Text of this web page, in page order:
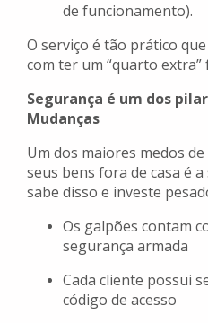
de funcionamento).
O serviço é tão prático
com ter um “quarto extra”
Segurança é um dos
Mudanças
Um dos maiores medos
seus bens fora de casa é
sabe disso e investe
Os galpões contam
segurança armada
Cada cliente possui
código de acesso